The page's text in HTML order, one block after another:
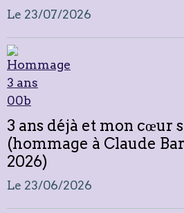
Le 23/07/2026
3 ans déjà et mon cœur
(hommage à Claude
2026)
Le 23/06/2026